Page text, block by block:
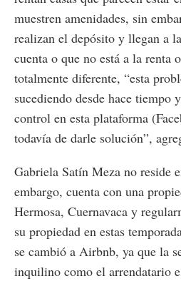
muestren amenidades, sin
realizan el depósito y llegan a
cuenta o que no está a la renta
totalmente diferente, “esta
sucediendo desde hace tiempo
control en esta plataforma
todavía de darle solución”,
Gabriela Satín Meza no reside
embargo, cuenta con una
Hermosa, Cuernavaca y
su propiedad en estas
se cambió a Airbnb, ya que la
inquilino como el arrendatario